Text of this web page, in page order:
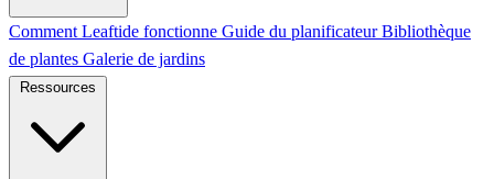
Comment Leaftide fonctionne Guide du planificateurBibliothèque
de plantes Galerie de jardins
Ressources